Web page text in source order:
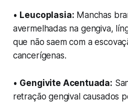
• Leucoplasia: Manchas
avermelhadas na gengiva,
que não saem com a
cancerígenas.
• Gengivite Acentuada:
retração gengival causados